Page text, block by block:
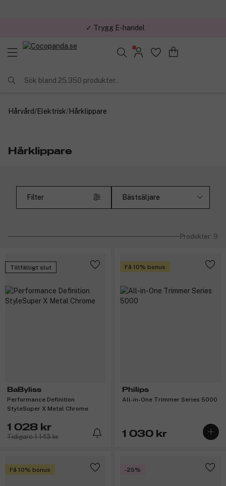
✓ Trygg E-handel
Sök bland 25.350 produkter..
Hårvård/Elektrisk/Hårklippare
Hårklippare
Filter
Produkter: 9
Tillfälligt slut
BaByliss
Performance Definition
StyleSuper X Metal Chrome
1 028 kr
Tidigare 1 143 kr
Få 10% bonus
Philips
All-in-One Trimmer Series 5000
1 030 kr
Få 10% bonus -25%